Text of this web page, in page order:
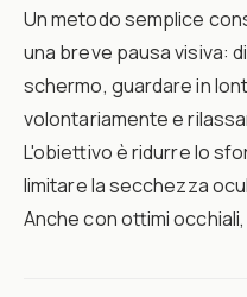
Un metodo semplice
una breve pausa visiva:
schermo, guardare in
volontariamente e
L'obiettivo è ridurre lo
limitare la secchezza
Anche con ottimi